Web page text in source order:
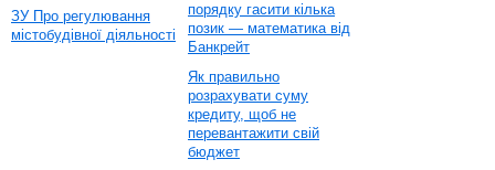
ЗУ Про регулювання
містобудівної діяльності
порядку гасити кілька
позик — математика від
Банкрейт
Як правильно
розрахувати суму
кредиту, щоб не
перевантажити свій
бюджет